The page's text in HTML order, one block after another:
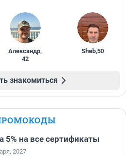
Александр,
42
Sheb,50
знакомиться
5% на все сертификаты
2027